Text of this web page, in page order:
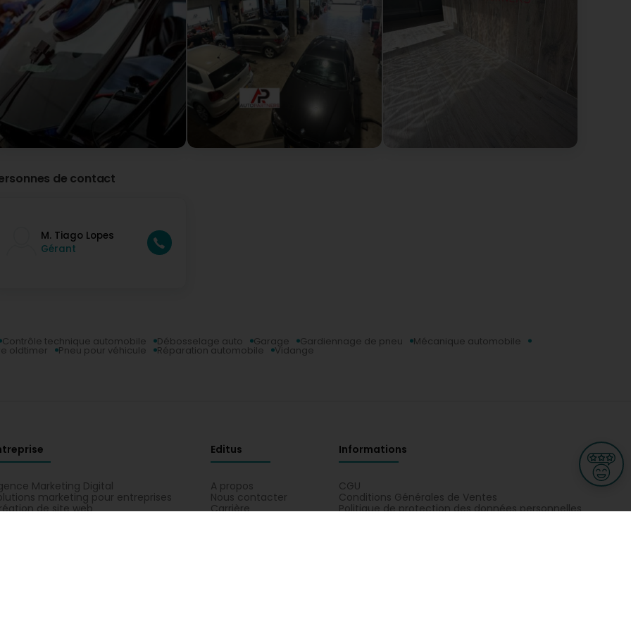
de contact
M. Tiago Lopes
Gérant
Contrôle technique automobile Débosselage auto Garage Gardiennage de pneu Mécanique automobile
oldtimer Pneu pour véhicule Réparation automobile Vidange
Marketing Digital
marketing pour entreprises
de site web
Editus
A propos
Nous contacter
Carrière
Informations
CGU
Conditions Générales de Ventes
Politique de protection des données personnelles